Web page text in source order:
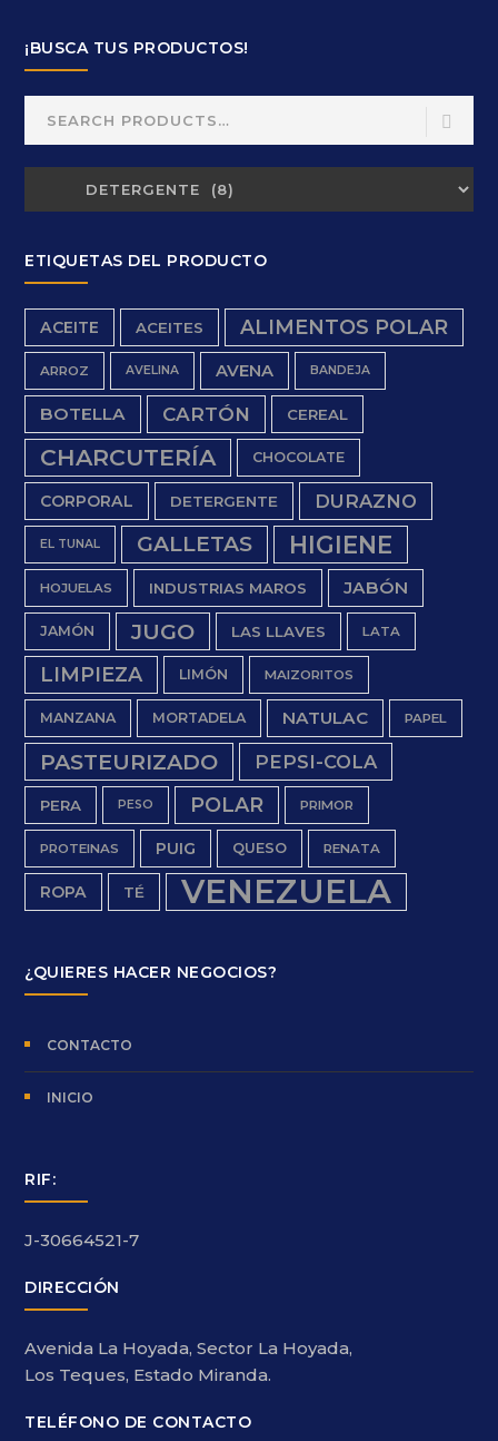
¡BUSCA TUS PRODUCTOS!
ETIQUETAS DEL PRODUCTO
ACEITE ACEITES ALIMENTOS POLAR
ARROZ AVELINA AVENA BANDEJA
BOTELLA CARTÓN CEREAL
CHARCUTERÍA CHOCOLATE
CORPORAL DETERGENTE DURAZNO
EL TUNAL GALLETAS HIGIENE
HOJUELAS INDUSTRIAS MAROS JABÓN
JAMÓN JUGO LAS LLAVES LATA
LIMPIEZA LIMÓN MAIZORITOS
MANZANA MORTADELA NATULAC PAPEL
PASTEURIZADO PEPSI-COLA
PERA PESO POLAR PRIMOR
PROTEINAS PUIG QUESO RENATA
ROPA TÉ VENEZUELA
¿QUIERES HACER NEGOCIOS?
CONTACTO
INICIO
RIF:
J-30664521-7
DIRECCIÓN
Avenida La Hoyada, Sector La Hoyada,
Los Teques, Estado Miranda.
TELÉFONO DE CONTACTO